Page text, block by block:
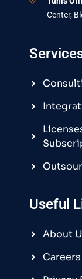
Useful
About
Careers
Center,